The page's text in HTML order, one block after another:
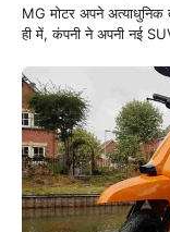
MG मोटर अपने अत्याधुनिक
ही में, कंपनी ने अपनी नई